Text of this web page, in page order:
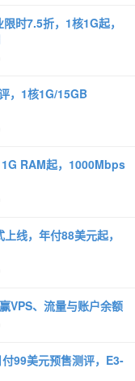
时7.5折，1核1G起，
，1核1G/15GB
RAM起，1000Mbps
线，年付88美元起，
VPS、流量与账户余额
99美元预售测评，E3-